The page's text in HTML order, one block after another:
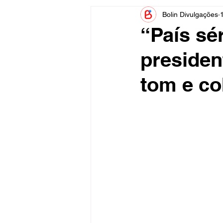
Informe Publicitário
Acidente Tecnologia
“País
tom e
Bolin Divulgações